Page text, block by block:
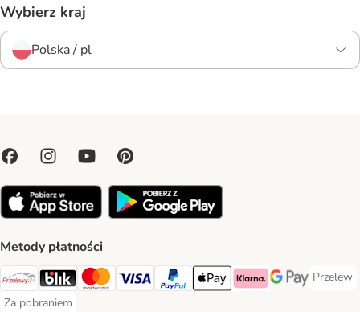
Wybierz kraj
Polska / pl
Metody płatności
Przelewy24 Payment Method
Blik Payment Method
MasterCard Payment Method
Visa Payment Method
PayPal Payment Method
Apple Pay Payment Method
Klarna Payment Method
Google Pay
Przelew
Przelew
Za pobraniem